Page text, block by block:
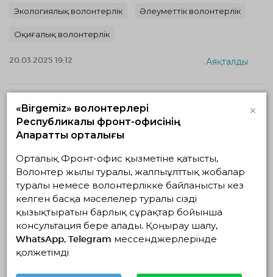
Экологиялық волонтерлік Әлеуметтік волонтерлік
Оқиғалық волонтерлік
20.03.2025 19:12 Аяқталды
этноярмарка ремесленников,
посвященная празднованию "Наурыз"
22.03.2025 — 22.03.2025, с 10:02 по 17:02
Жетісу облысы, Талдықорған
филиал OO "Kaz Eco Patrol области Жетісу город
Талдыкорган
«Birgemiz» волонтерлері
Республикалық фронт-офисінің
Ақпараттық орталығы
×
Орталық Фронт-офис қызметіне қатысты,
Волонтер жылы туралы, жалпыұлттық жобалар
туралы немесе волонтерлікке байланысты кез
келген басқа мәселелер туралы сізді
қызықтыратын барлық сұрақтар бойынша
консультация бере алады. Қоңырау шалу,
WhatsApp, Telegram мессенджерлерінде
қолжетімді